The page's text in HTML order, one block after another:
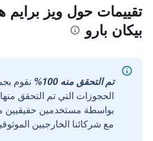
تقييمات حول ويز
بيكان بارو
تم التحقق منه 100%
نقوم
الحجوزات التي تم التحقق
مع شركائنا الخارجيين